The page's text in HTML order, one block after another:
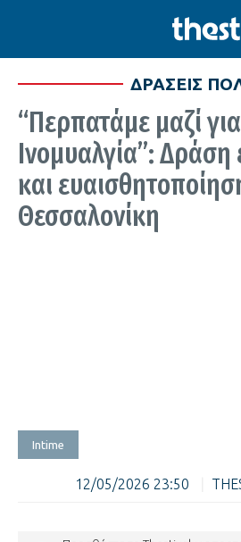
ΔΡΑΣΕΙΣ
“Περπατάμε μαζί
Ινομυαλγία”:
και
Θεσσαλονίκη
Intime
12/05/2026 23:50